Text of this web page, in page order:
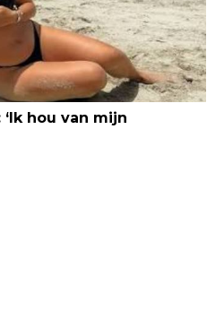
hou van mijn